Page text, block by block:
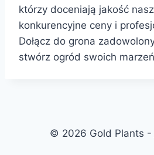
którzy doceniają jakość
konkurencyjne ceny i
Dołącz do grona
stwórz ogród swoich
© 2026 Gold Plants -